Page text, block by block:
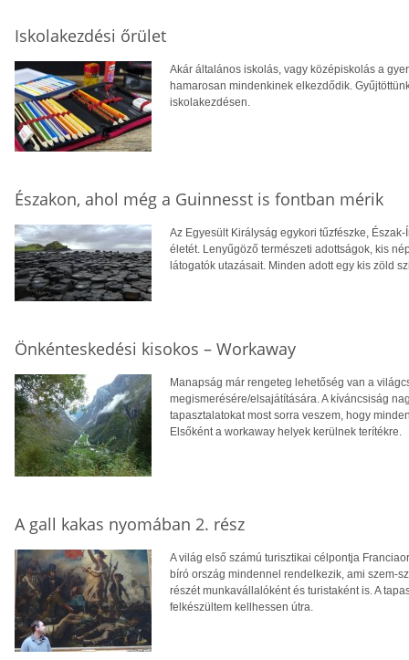
Iskolakezdési őrület
Akár általános iskolás, vagy középiskolás a
hamarosan mindenkinek elkezdődik.
iskolakezdésen.
Északon, ahol még a Guinnesst is fontban mérik
Az Egyesült Királyság egykori tűzfészke,
életét. Lenyűgöző természeti adottságok, kis
látogatók utazásait. Minden adott egy kis zöld
Önkénteskedési kisokos – Workaway
Manapság már rengeteg lehetőség van a
megismerésére/elsajátítására. A kíváncsiság
tapasztalatokat most sorra veszem, hogy
Elsőként a workaway helyek kerülnek terítékre.
A gall kakas nyomában 2. rész
A világ első számú turisztikai célpontja
bíró ország mindennel rendelkezik, ami szem-
részét munkavállalóként és turistaként is. A
felkészültem kellhessen útra.